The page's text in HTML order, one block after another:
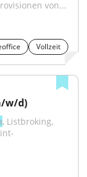
von...
Vollzeit
w/d)
, Listbroking,